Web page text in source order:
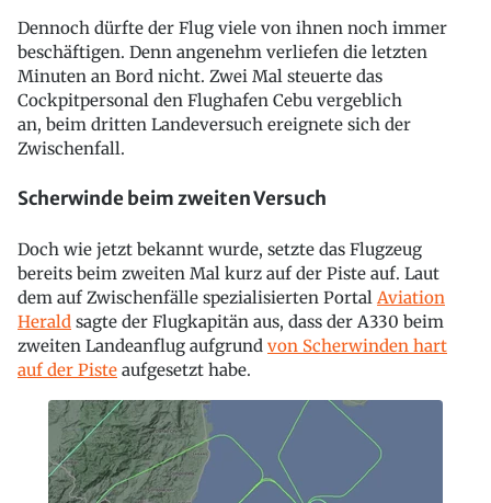
Dennoch dürfte der Flug viele von ihnen noch immer
beschäftigen. Denn angenehm verliefen die letzten
Minuten an Bord nicht. Zwei Mal steuerte das
Cockpitpersonal den Flughafen Cebu vergeblich
an, beim dritten Landeversuch ereignete sich der
Zwischenfall.
Scherwinde beim zweiten Versuch
Doch wie jetzt bekannt wurde, setzte das Flugzeug
bereits beim zweiten Mal kurz auf der Piste auf. Laut
dem auf Zwischenfälle spezialisierten Portal Aviation
Herald sagte der Flugkapitän aus, dass der A330 beim
zweiten Landeanflug aufgrund von Scherwinden hart
auf der Piste aufgesetzt habe.